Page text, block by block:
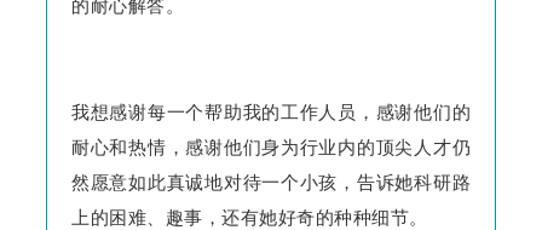
的耐心解答。
我想感谢每一个帮助我的工作人员，感谢他们的
耐心和热情，感谢他们身为行业内的顶尖人才仍
然愿意如此真诚地对待一个小孩，告诉她科研路
上的困难、趣事，还有她好奇的种种细节。